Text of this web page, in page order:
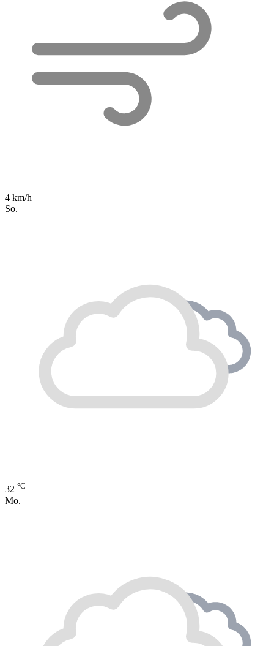
4 km/h
So.
32 °C
Mo.